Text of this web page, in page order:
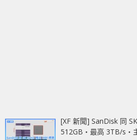
[XF 新聞] SanDisk 同
512GB‧最高 3TB/s‧